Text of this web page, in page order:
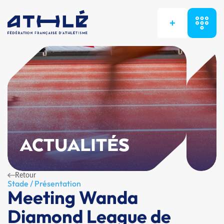
+
ACTUALITÉS
Retour
Stade / Présentation
Meeting Wanda
Diamond League de